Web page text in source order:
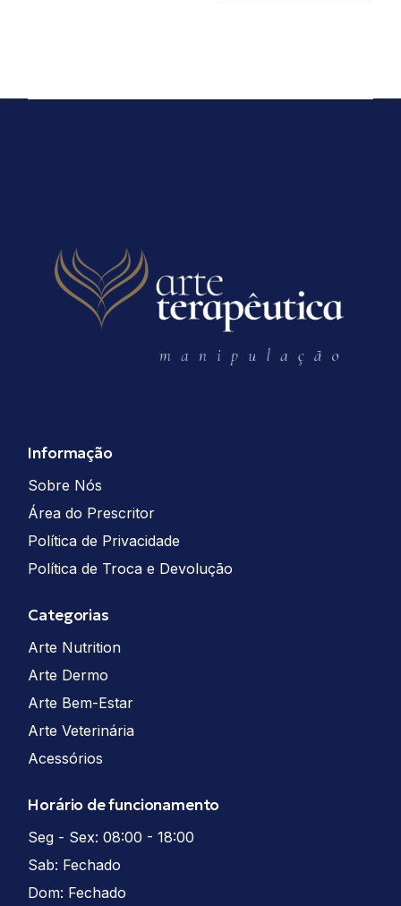
Informação
Sobre Nós
Área do Prescritor
Política de Privacidade
Política de Troca e Devolução
Categorias
Arte Nutrition
Arte Dermo
Arte Bem-Estar
Arte Veterinária
Acessórios
Horário de funcionamento
Seg - Sex: 08:00 - 18:00
Sab: Fechado
Dom: Fechado